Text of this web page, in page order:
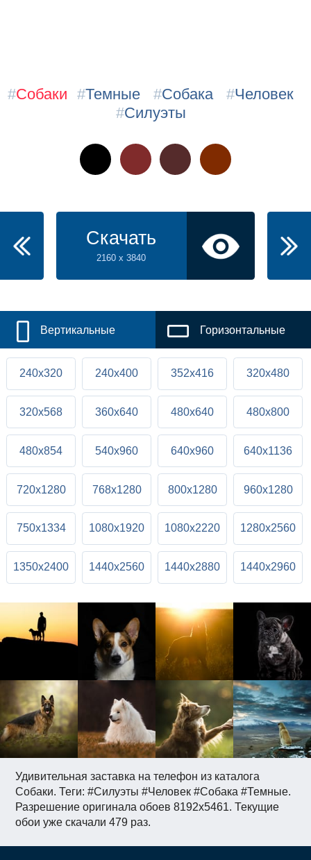
Удивительная заставка на телефон из каталога
Собаки. Теги: #Силуэты #Человек #Собака #Темные.
Разрешение оригинала обоев 8192x5461. Текущие
обои уже скачали 479 раз.
#Собаки #Темные #Собака #Человек
#Силуэты
Скачать
2160 x 3840
Вертикальные Горизонтальные
240x320 240x400 352x416 320x480
320x568 360x640 480x640 480x800
480x854 540x960 640x960 640x1136
720x1280 768x1280 800x1280 960x1280
750x1334 1080x1920 1080x2220 1280x2560
1350x2400 1440x2560 1440x2880 1440x2960